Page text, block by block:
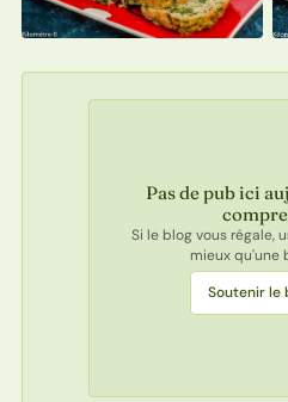
Pas de pub ici
Si le blog vous régale,
mieux qu'une
Soutenir le